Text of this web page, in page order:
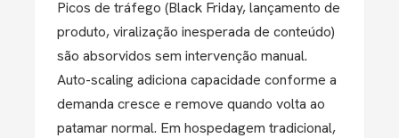
Picos de tráfego (Black Friday, lançamento de
produto, viralização inesperada de conteúdo)
são absorvidos sem intervenção manual.
Auto-scaling adiciona capacidade conforme a
demanda cresce e remove quando volta ao
patamar normal. Em hospedagem tradicional,